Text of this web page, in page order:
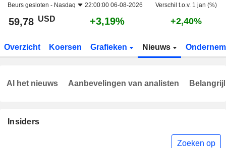
Beurs gesloten - Nasdaq 22:00:00 06-08-2026 Verschil t.o.v. 1 jan (%)
59,78 USD +3,19% +2,40%
Overzicht Koersen Grafieken Nieuws
Insiders
Zoeken op
Al het nieuws Aanbevelingen van analisten